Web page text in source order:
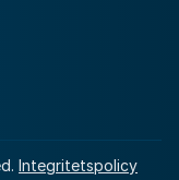
Integritetspolicy